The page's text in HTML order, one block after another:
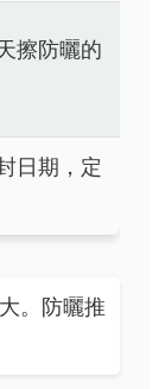
擦防曬的
日期，定
。防曬推